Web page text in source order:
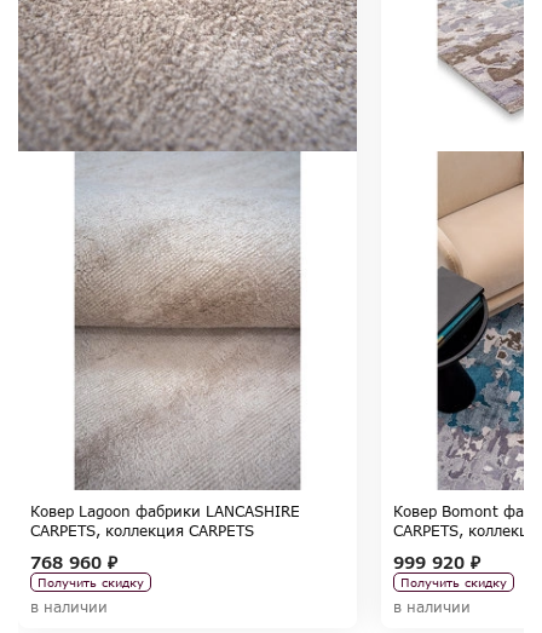
Ковер Lagoon фабрики LANCASHIRE
CARPETS, коллекция CARPETS
768 960 ₽
Получить скидку
в наличии
Ковер Bomont
CARPETS,
999 920 ₽
Получить скидку
в наличии